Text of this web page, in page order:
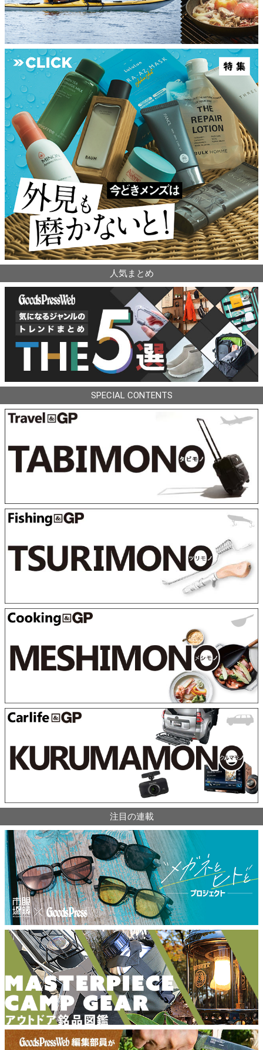
人気まとめ
SPECIAL CONTENTS
注目の連載